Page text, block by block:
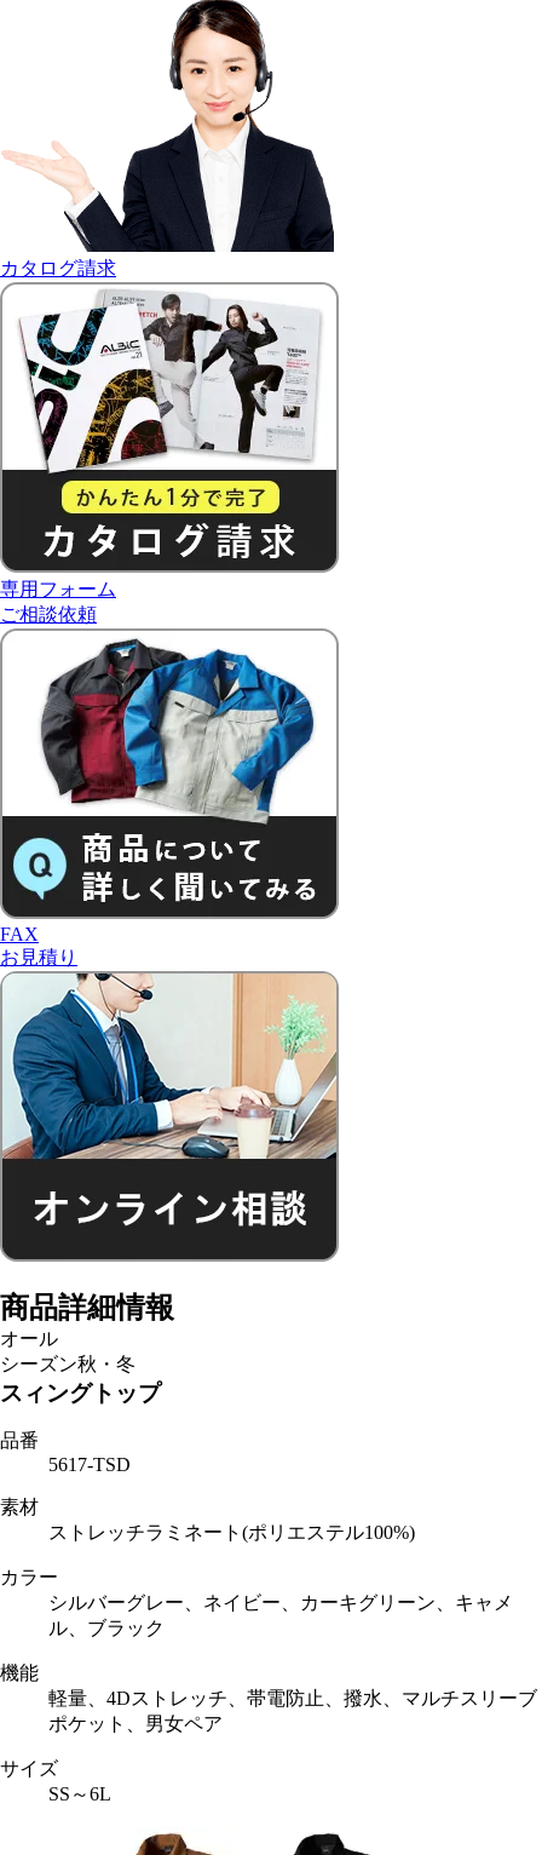
カタログ請求
専用フォーム
ご相談依頼
FAX
お見積り
商品詳細情報
オール
シーズン秋・冬
スィングトップ
品番
5617-TSD
素材
ストレッチラミネート(ポリエステル100%)
カラー
シルバーグレー、ネイビー、カーキグリーン、キャメ
ル、ブラック
機能
軽量、4Dストレッチ、帯電防止、撥水、マルチスリーブ
ポケット、男女ペア
サイズ
SS～6L